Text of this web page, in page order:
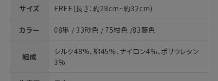
サイズ FREE(長さ：約28cm~約32cm)
カラー 08墨 / 33砂色 / 75紺色 /83藤色
組成
シルク48%、綿45%、ナイロン4%、ポリウレタン
3%